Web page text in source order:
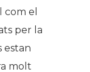
el
per la
estan
molt